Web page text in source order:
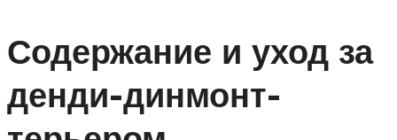
Содержание и уход за
денди-динмонт-